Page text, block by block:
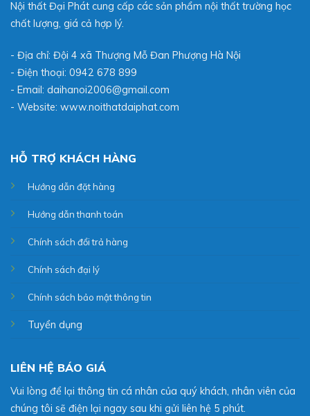
Nội thất Đại Phát cung cấp các sản phẩm nội thất trường học
chất lượng, giá cả hợp lý.
- Địa chỉ: Đội 4 xã Thượng Mỗ Đan Phượng Hà Nội
- Điện thoại: 0942 678 899
- Email: daihanoi2006@gmail.com
- Website: www.noithatdaiphat.com
HỖ TRỢ KHÁCH HÀNG
Hướng dẫn đặt hàng
Hướng dẫn thanh toán
Chính sách đổi trả hàng
Chính sách đại lý
Chính sách bảo mật thông tin
Tuyển dụng
LIÊN HỆ BÁO GIÁ
Vui lòng để lại thông tin cá nhân của quý khách, nhân viên của
chúng tôi sẽ điện lại ngay sau khi gửi liên hệ 5 phút.